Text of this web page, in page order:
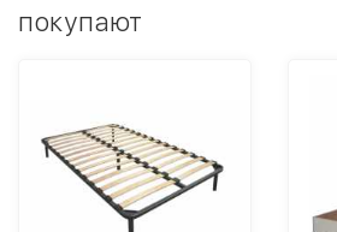
покупают